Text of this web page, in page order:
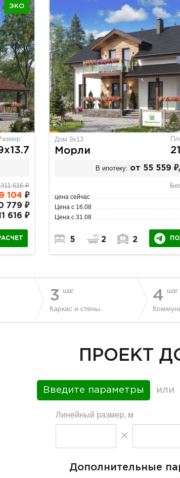
ЭКО
616 ₽
104 ₽
779 ₽
616 ₽
Дом 9х13
Морли
В ипотеку: от 55 559
цена сейчас
Цена с 16.08
Цена с 31.08
5 2 2
3 шаг
Каркас и стены
4 шаг
ПРОЕКТ
Введите параметры или
Линейный размер, м
Дополнительные